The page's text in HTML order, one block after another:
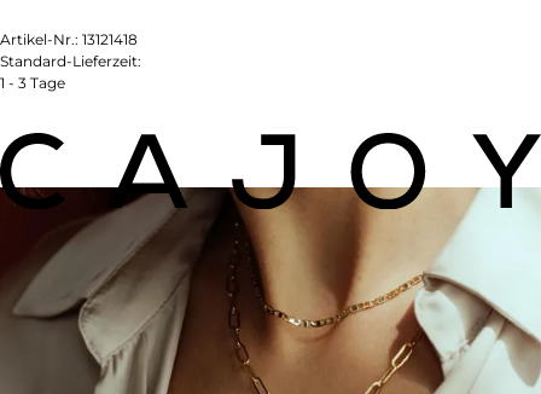
Artikel-Nr.: 13121418
Standard-Lieferzeit:
1 - 3 Tage